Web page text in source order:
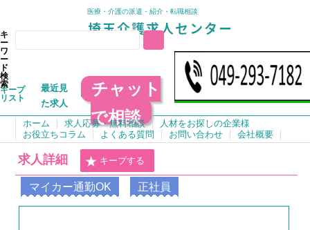
医療・介護の派遣・紹介・転職相談
キ
ー
ワ
ー
ド
検
索
キープ
リスト
最近見
た求人
チャット
で相談
ホーム 求人応募・無料相談
人材をお探しの企業様
お役立ちコラム
よくある質問 お問い合わせ 会社概要
求人詳細 キープする
マイカー通勤OK 正社員